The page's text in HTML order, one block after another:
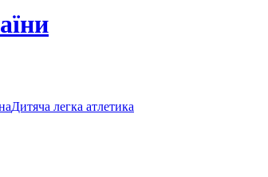
Дитяча легка атлетика